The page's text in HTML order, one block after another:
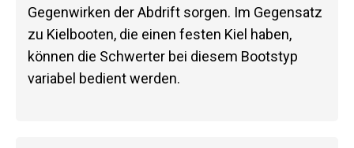
Gegenwirken der Abdrift sorgen. Im Gegensatz
zu Kielbooten, die einen festen Kiel haben,
können die Schwerter bei diesem Bootstyp
variabel bedient werden.